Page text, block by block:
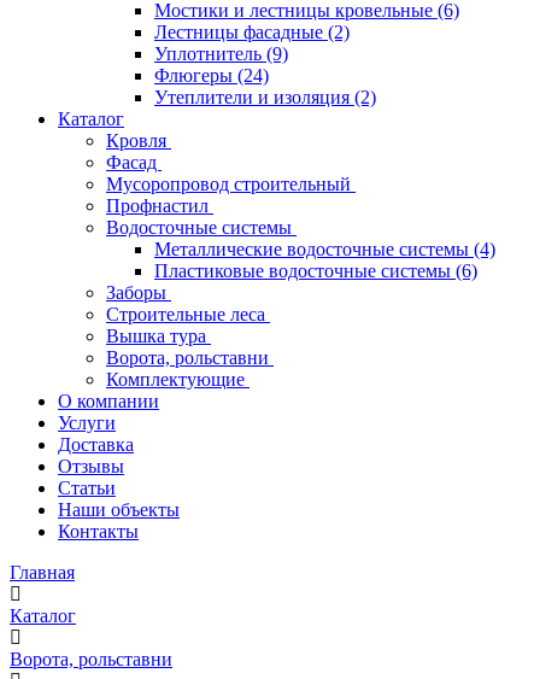
Мостики и лестницы кровельные (6)
Лестницы фасадные (2)
Уплотнитель (9)
Флюгеры (24)
Утеплители и изоляция (2)
Каталог
Кровля
Фасад
Мусоропровод строительный
Профнастил
Водосточные системы
Металлические водосточные системы (4)
Пластиковые водосточные системы (6)
Заборы
Строительные леса
Вышка тура
Ворота, рольставни
Комплектующие
О компании
Услуги
Доставка
Отзывы
Статьи
Наши объекты
Контакты
Главная
Каталог
Ворота, рольставни